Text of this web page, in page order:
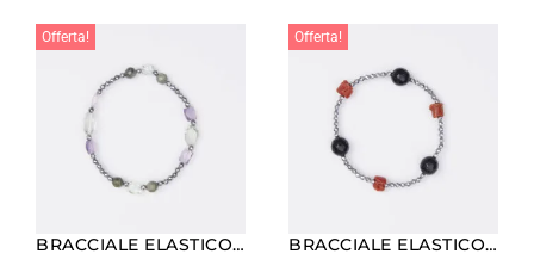
Offerta!
BRACCIALE ELASTICO IN EMATITE, AMETISTA, PRASIOLITE ED AGATA SALVIA
Offerta!
BRACCIALE ELASTICO IN EMATITE, CORALLO ED ONICE